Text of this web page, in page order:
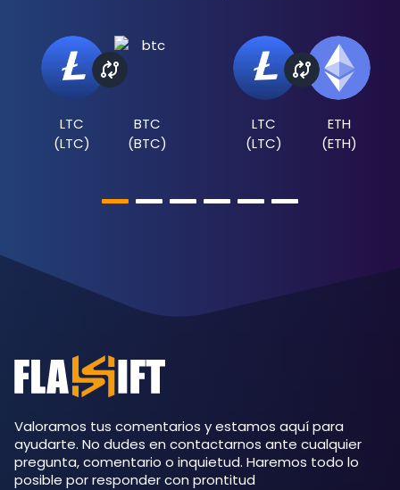
LTC
(LTC)
BTC
(BTC)
LTC
(LTC)
ETH
(ETH)
Valoramos tus comentarios y estamos aquí para
ayudarte. No dudes en contactarnos ante cualquier
pregunta, comentario o inquietud. Haremos todo lo
posible por responder con prontitud